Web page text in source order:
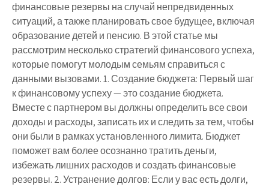
финансовые резервы на случай непредвиденных
ситуаций, а также планировать свое будущее, включая
образование детей и пенсию. В этой статье мы
рассмотрим несколько стратегий финансового успеха,
которые помогут молодым семьям справиться с
данными вызовами. 1. Создание бюджета: Первый шаг
к финансовому успеху — это создание бюджета.
Вместе с партнером вы должны определить все свои
доходы и расходы, записать их и следить за тем, чтобы
они были в рамках установленного лимита. Бюджет
поможет вам более осознанно тратить деньги,
избежать лишних расходов и создать финансовые
резервы. 2. Устранение долгов: Если у вас есть долги,